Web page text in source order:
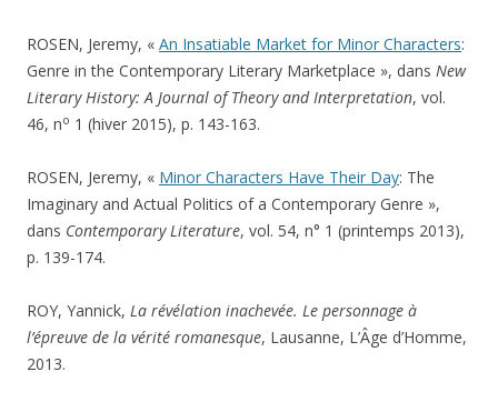
ROSEN, Jeremy, « An Insatiable Market for Minor Characters:
Genre in the Contemporary Literary Marketplace », dans New
Literary History: A Journal of Theory and Interpretation, vol.
46, no 1 (hiver 2015), p. 143-163.
ROSEN, Jeremy, « Minor Characters Have Their Day: The
Imaginary and Actual Politics of a Contemporary Genre »,
dans Contemporary Literature, vol. 54, n° 1 (printemps 2013),
p. 139-174.
ROY, Yannick, La révélation inachevée. Le personnage à
l’épreuve de la vérité romanesque, Lausanne, L’Âge d’Homme,
2013.